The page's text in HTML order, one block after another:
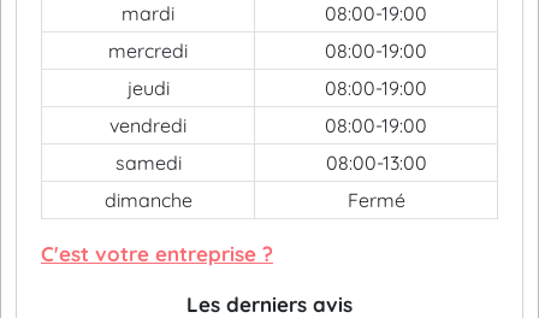
mardi
08:00-19:00
mercredi
08:00-19:00
jeudi
08:00-19:00
vendredi
08:00-19:00
samedi
08:00-13:00
dimanche
Fermé
C'est votre entreprise ?
Les derniers avis